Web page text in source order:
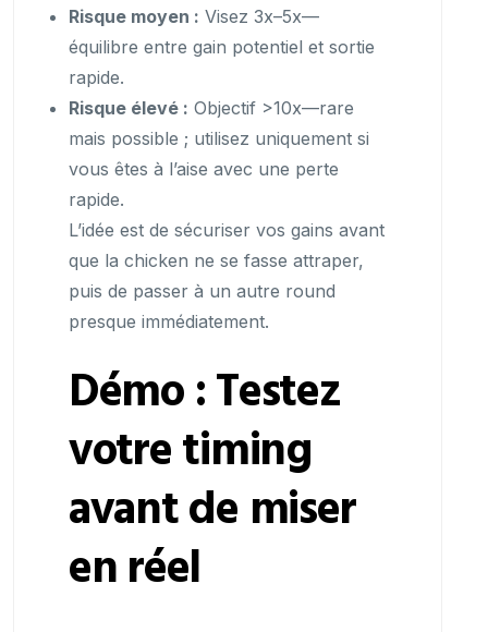
Risque moyen : Visez 3x–5x—
équilibre entre gain potentiel et sortie
rapide.
Risque élevé : Objectif >10x—rare
mais possible ; utilisez uniquement si
vous êtes à l’aise avec une perte
rapide.
L’idée est de sécuriser vos gains avant
que la chicken ne se fasse attraper,
puis de passer à un autre round
presque immédiatement.
Démo : Testez
votre timing
avant de miser
en réel